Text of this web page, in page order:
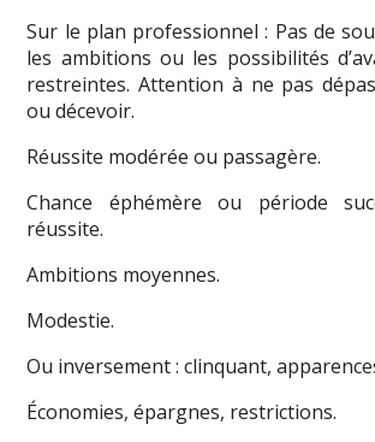
Sur le plan professionnel : Pas de
les ambitions ou les possibilités
restreintes. Attention à ne pas
ou décevoir.
Réussite modérée ou passagère.
Chance éphémère ou période
réussite.
Ambitions moyennes.
Modestie.
Ou inversement : clinquant,
Économies, épargnes, restrictions.